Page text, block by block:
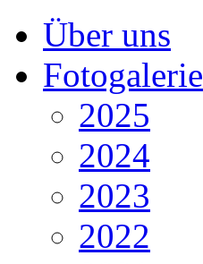
Über uns
Fotogalerie
2025
2024
2023
2022